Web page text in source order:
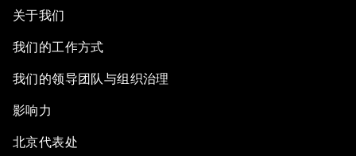
关于我们
我们的工作方式
我们的领导团队与组织治理
影响力
北京代表处